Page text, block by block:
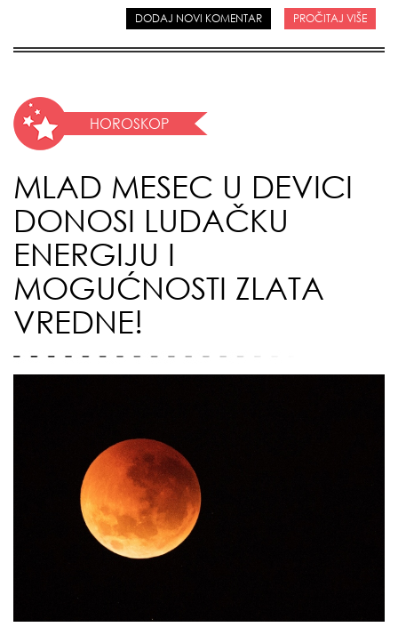
DODAJ NOVI KOMENTAR PROČITAJ VIŠE
HOROSKOP
MLAD MESEC U DEVICI
DONOSI LUDAČKU
ENERGIJU I
MOGUĆNOSTI ZLATA
VREDNE!